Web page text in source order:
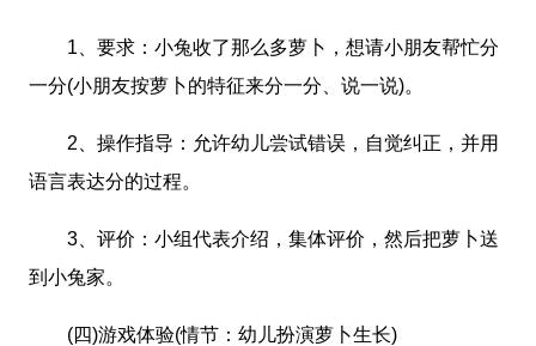
1、要求：小兔收了那么多萝卜，想请小朋友帮忙分
一分(小朋友按萝卜的特征来分一分、说一说)。
2、操作指导：允许幼儿尝试错误，自觉纠正，并用
语言表达分的过程。
3、评价：小组代表介绍，集体评价，然后把萝卜送
到小兔家。
(四)游戏体验(情节：幼儿扮演萝卜生长)